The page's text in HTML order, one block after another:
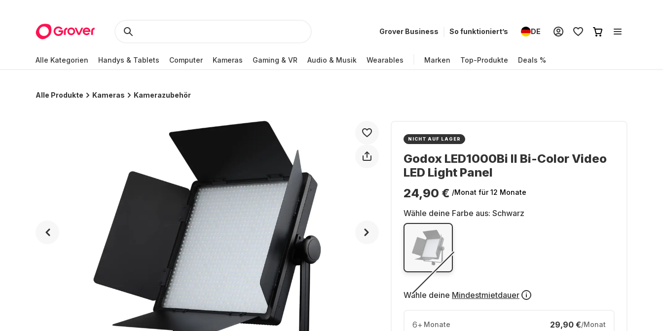
Grover Business So funktioniert’s DE
Alle Kategorien Handys & Tablets Computer Kameras Gaming & VR Audio & Musik Wearables Marken Top-Produkte Deals %
Alle Produkte Kameras Kamerazubehör
NICHT AUF LAGER
Godox LED1000Bi II Bi-Color Video
LED Light Panel
24,90 € /Monat für 12 Monate
Wähle deine Farbe aus: Schwarz
Wähle deine Mindestmietdauer
6+ Monate 29,90 €/Monat